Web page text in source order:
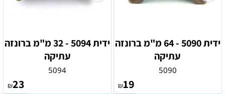
ידית 5090 - 64 מ"מ ברונזה
עתיקה
5090
₪19
ידית 5094 - 32 מ"מ ברונזה
עתיקה
5094
₪23